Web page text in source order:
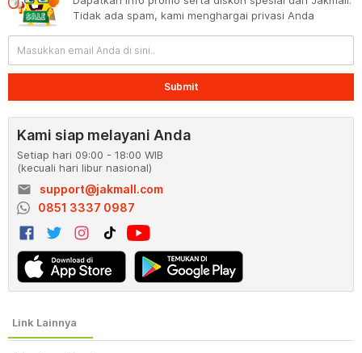
Tidak ada spam, kami menghargai privasi Anda
Submit
Kami siap melayani Anda
Setiap hari 09:00 - 18:00 WIB
(kecuali hari libur nasional)
email
support@jakmall.com
0851 3337 0987